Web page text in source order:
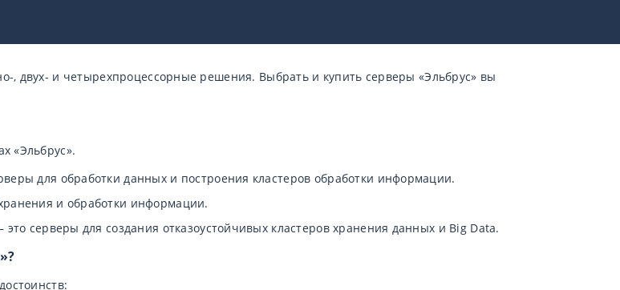
, двух- и четырехпроцессорные решения. Выбрать и купить серверы «Эльбрус» вы
«Эльбрус».
для обработки данных и построения кластеров обработки информации.
и обработки информации.
серверы для создания отказоустойчивых кластеров хранения данных и Big Data.